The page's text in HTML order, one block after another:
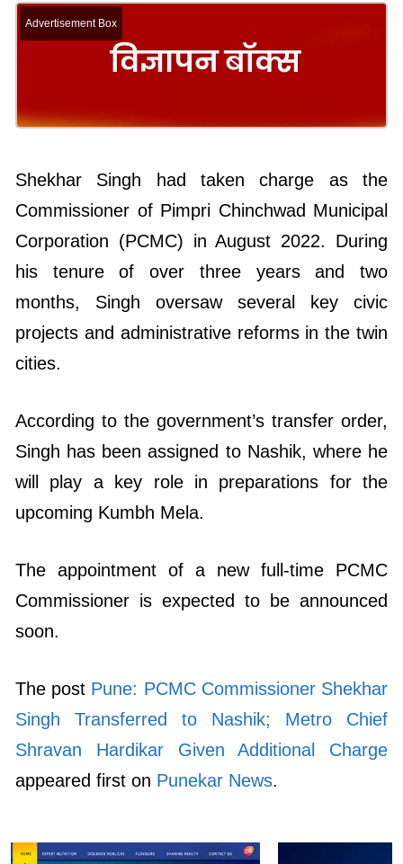
Advertisement Box
Shekhar Singh had taken charge as the
Commissioner of Pimpri Chinchwad Municipal
Corporation (PCMC) in August 2022. During
his tenure of over three years and two
months, Singh oversaw several key civic
projects and administrative reforms in the twin
cities.
According to the government’s transfer order,
Singh has been assigned to Nashik, where he
will play a key role in preparations for the
upcoming Kumbh Mela.
The appointment of a new full-time PCMC
Commissioner is expected to be announced
soon.
The post Pune: PCMC Commissioner Shekhar
Singh Transferred to Nashik; Metro Chief
Shravan Hardikar Given Additional Charge
appeared first on Punekar News.